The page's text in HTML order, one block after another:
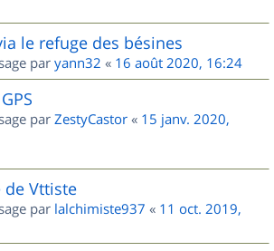
le refuge des bésines
par yann32 « 16 août 2020, 16:24
par ZestyCastor « 15 janv. 2020,
de Vttiste
par lalchimiste937 « 11 oct. 2019,